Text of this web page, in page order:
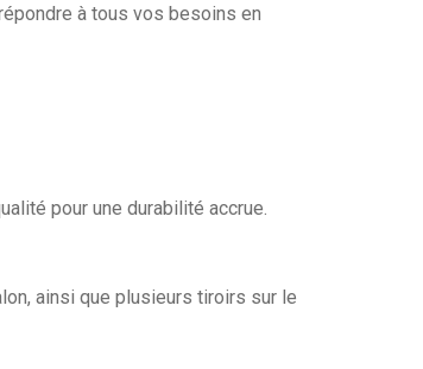
à tous vos besoins en
pour une durabilité accrue.
ainsi que plusieurs tiroirs sur le